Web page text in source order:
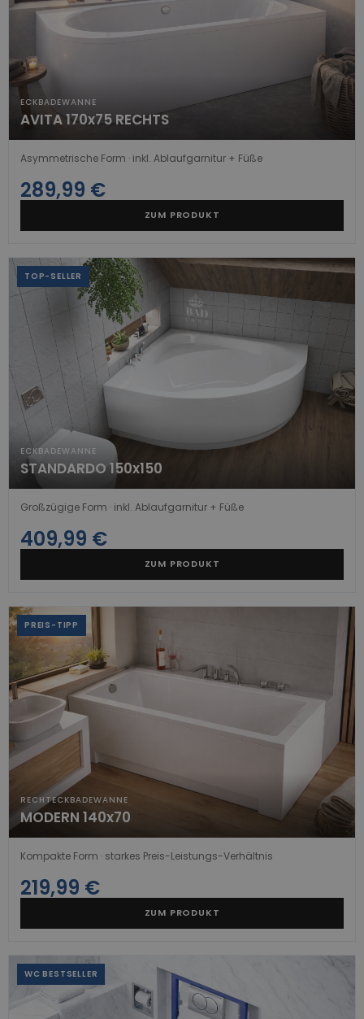
ECKBADEWANNE
AVITA 170x75 RECHTS
Asymmetrische Form · inkl. Ablaufgarnitur + Füße
289,99 €
ZUM PRODUKT
TOP-SELLER
ECKBADEWANNE
STANDARDO 150x150
Großzügige Form · inkl. Ablaufgarnitur + Füße
409,99 €
ZUM PRODUKT
PREIS-TIPP
RECHTECKBADEWANNE
MODERN 140x70
Kompakte Form · starkes Preis-Leistungs-Verhältnis
219,99 €
ZUM PRODUKT
WC BESTSELLER